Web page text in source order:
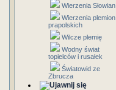
Wierzenia Słowian
Wierzenia plemion
prapolskich
Wilcze plemię
Wodny świat
topielców i rusałek
Światowid ze
Zbrucza